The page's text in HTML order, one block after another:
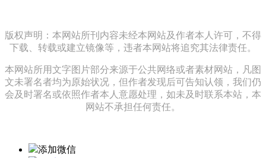
版权声明：本网站所刊内容未经本网站及作者本人许可，不得
下载、转载或建立镜像等，违者本网站将追究其法律责任。
本网站所用文字图片部分来源于公共网络或者素材网站，凡图
文未署名者均为原始状况，但作者发现后可告知认领，我们仍
会及时署名或依照作者本人意愿处理，如未及时联系本站，本
网站不承担任何责任。
添加微信